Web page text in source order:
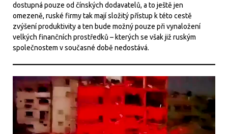
dostupná pouze od čínských dodavatelů, a to ještě jen
omezeně, ruské firmy tak mají složitý přístup k této cestě
zvýšení produktivity a ten bude možný pouze při vynaložení
velkých finančních prostředků – kterých se však již ruským
společnostem v současné době nedostává.